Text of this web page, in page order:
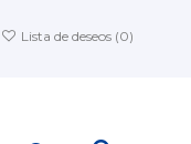
Lista de deseos (0)